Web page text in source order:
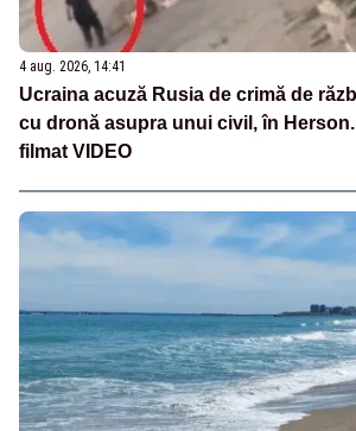
4 aug. 2026, 14:41
Ucraina acuză Rusia de crimă de
cu dronă asupra unui civil, în
filmat VIDEO